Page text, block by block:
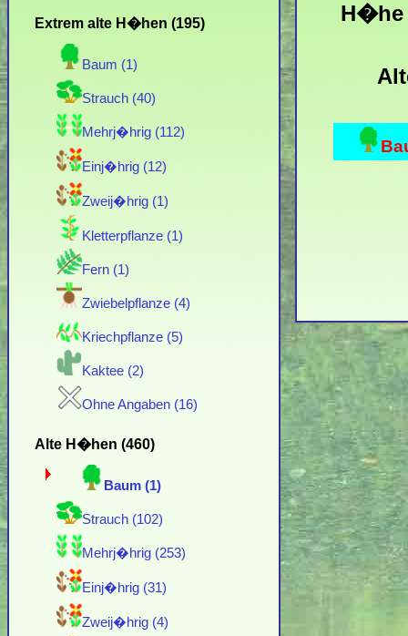
Extrem alte H�hen (195)
Baum (1)
Strauch (40)
Mehrj�hrig (112)
Einj�hrig (12)
Zweij�hrig (1)
Kletterpflanze (1)
Fern (1)
Zwiebelpflanze (4)
Kriechpflanze (5)
Kaktee (2)
Ohne Angaben (16)
Alte H�hen (460)
Baum (1)
Strauch (102)
Mehrj�hrig (253)
Einj�hrig (31)
Zweij�hrig (4)
H�he